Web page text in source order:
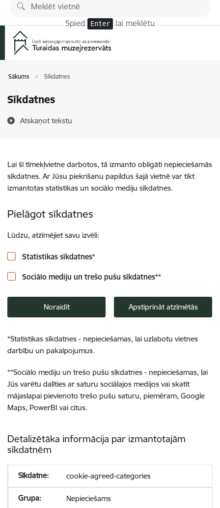
Pāriet uz lapas saturu
Spied Enter lai meklētu
Sākums Sīkdatnes
Sīkdatnes
Atskaņot tekstu
Lai šī tīmekļvietne darbotos, tā izmanto obligāti nepieciešamās
sīkdatnes. Ar Jūsu piekrišanu papildus šajā vietnē var tikt
izmantotas statistikas un sociālo mediju sīkdatnes.
Pielāgot sīkdatnes
Lūdzu, atzīmējiet savu izvēli:
Statistikas sīkdatnes*
Sociālo mediju un trešo pušu sīkdatnes**
Noraidīt Apstiprināt atzīmētās
*Statistikas sīkdatnes - nepieciešamas, lai uzlabotu vietnes
darbību un pakalpojumus.
**Sociālo mediju un trešo pušu sīkdatnes - nepieciešamas, lai
Jūs varētu dalīties ar saturu sociālajos medijos vai skatīt
mājaslapai pievienoto trešo pušu saturu, piemēram, Google
Maps, PowerBI vai citus.
Detalizētāka informācija par izmantotajām
sīkdatnēm
cookie-agreed-categories
Nepieciešams